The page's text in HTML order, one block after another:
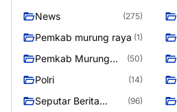
News (275)
Pemkab murung raya (1)
Pemkab Murung
Raya 4
(50)
Polri (14)
Seputar Berita
(96)